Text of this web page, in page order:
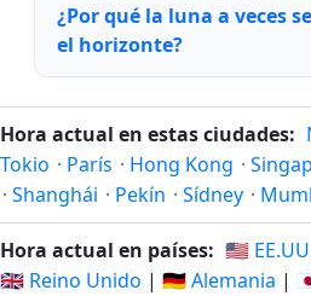
¿Por qué la luna a veces
el horizonte?
Hora actual en estas ciudades:
Tokio · París · Hong Kong ·
· Shanghái · Pekín · Sídney ·
Hora actual en países: 🇺🇸
🇬🇧 Reino Unido | 🇩🇪 Alemania |